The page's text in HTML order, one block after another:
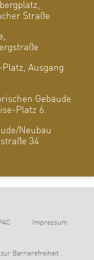
Straße
Ausgang
Gebäude
Platz 6.
Neubau
34.
Impressum
Barrierefreiheit